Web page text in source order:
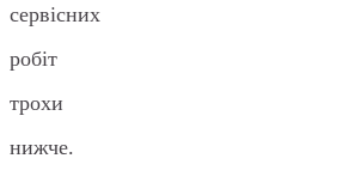
сервісних
робіт
трохи
нижче.